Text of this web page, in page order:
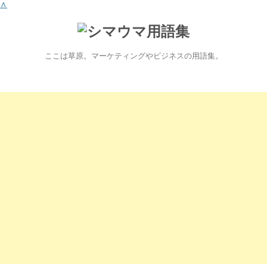
∧
ここは草原。マーケティングやビジネスの用語集。